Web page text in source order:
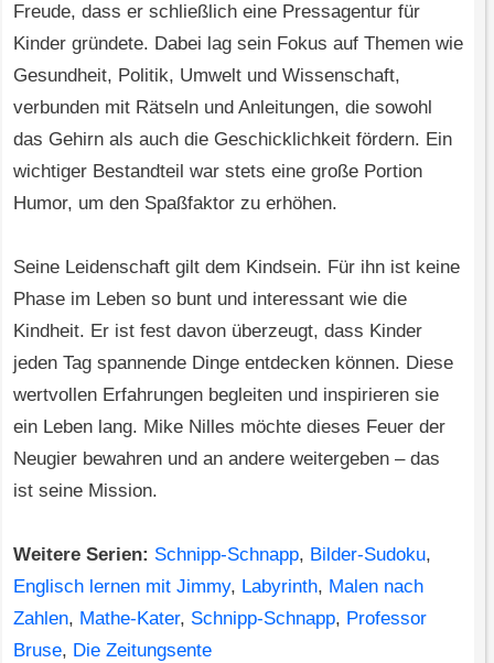
Freude, dass er schließlich eine Pressagentur für
Kinder gründete. Dabei lag sein Fokus auf Themen wie
Gesundheit, Politik, Umwelt und Wissenschaft,
verbunden mit Rätseln und Anleitungen, die sowohl
das Gehirn als auch die Geschicklichkeit fördern. Ein
wichtiger Bestandteil war stets eine große Portion
Humor, um den Spaßfaktor zu erhöhen.
Seine Leidenschaft gilt dem Kindsein. Für ihn ist keine
Phase im Leben so bunt und interessant wie die
Kindheit. Er ist fest davon überzeugt, dass Kinder
jeden Tag spannende Dinge entdecken können. Diese
wertvollen Erfahrungen begleiten und inspirieren sie
ein Leben lang. Mike Nilles möchte dieses Feuer der
Neugier bewahren und an andere weitergeben – das
ist seine Mission.
Weitere Serien: Schnipp-Schnapp, Bilder-Sudoku,
Englisch lernen mit Jimmy, Labyrinth, Malen nach
Zahlen, Mathe-Kater, Schnipp-Schnapp, Professor
Bruse, Die Zeitungsente